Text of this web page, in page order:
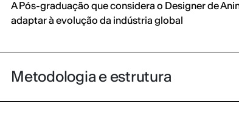
A Pós-graduação que considera o Designer de
adaptar à evolução da indústria global
Metodologia e estrutura